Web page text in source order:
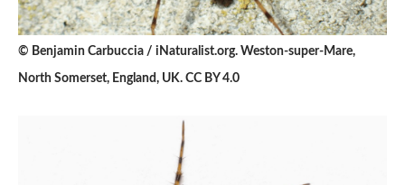
© Benjamin Carbuccia / iNaturalist.org. Weston-super-Mare,
North Somerset, England, UK. CC BY 4.0